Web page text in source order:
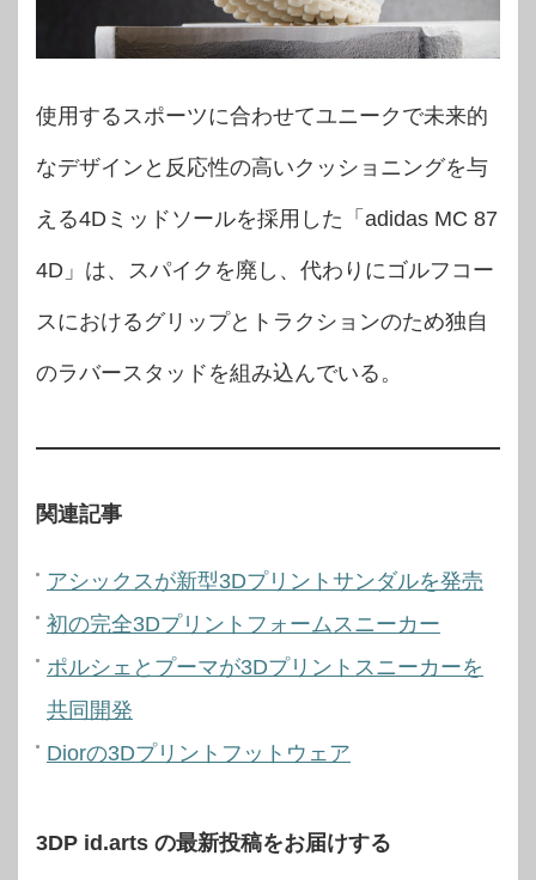
使用するスポーツに合わせてユニークで未来的
なデザインと反応性の高いクッショニングを与
える4Dミッドソールを採用した「adidas MC 87
4D」は、スパイクを廃し、代わりにゴルフコー
スにおけるグリップとトラクションのため独自
のラバースタッドを組み込んでいる。
関連記事
アシックスが新型3Dプリントサンダルを発売
初の完全3Dプリントフォームスニーカー
ポルシェとプーマが3Dプリントスニーカーを
共同開発
Diorの3Dプリントフットウェア
3DP id.arts の最新投稿をお届けする